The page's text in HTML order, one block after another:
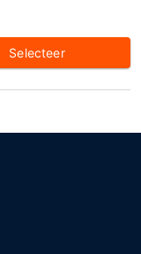
Selecteer